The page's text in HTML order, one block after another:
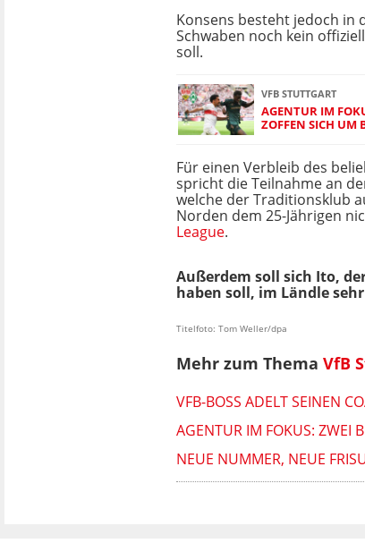
Konsens besteht jedoch in
Schwaben noch kein
soll.
VFB STUTTGART
AGENTUR IM
ZOFFEN SICH UM
Für einen Verbleib des
spricht die Teilnahme an
welche der Traditionsklub
Norden dem 25-Jährigen
League.
Außerdem soll sich Ito,
haben soll, im Ländle
Titelfoto: Tom Weller/dpa
Mehr zum Thema VfB
VFB-BOSS ADELT SEINEN
AGENTUR IM FOKUS: ZWEI
NEUE NUMMER, NEUE